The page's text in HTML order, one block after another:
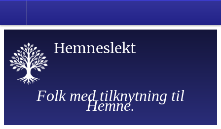
Hemneslekt
Folk med tilknytning til
Hemne.